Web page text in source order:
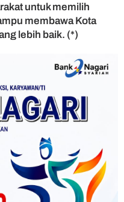
untuk memilih
membawa Kota
lebih baik. (*)